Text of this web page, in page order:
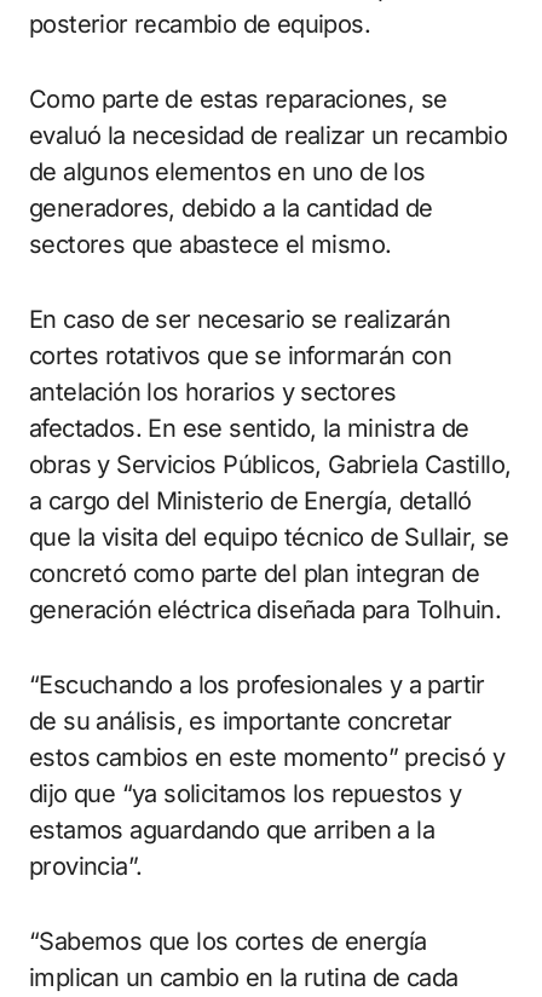
posterior recambio de equipos.
Como parte de estas reparaciones, se
evaluó la necesidad de realizar un recambio
de algunos elementos en uno de los
generadores, debido a la cantidad de
sectores que abastece el mismo.
En caso de ser necesario se realizarán
cortes rotativos que se informarán con
antelación los horarios y sectores
afectados. En ese sentido, la ministra de
obras y Servicios Públicos, Gabriela Castillo,
a cargo del Ministerio de Energía, detalló
que la visita del equipo técnico de Sullair, se
concretó como parte del plan integran de
generación eléctrica diseñada para Tolhuin.
“Escuchando a los profesionales y a partir
de su análisis, es importante concretar
estos cambios en este momento” precisó y
dijo que “ya solicitamos los repuestos y
estamos aguardando que arriben a la
provincia”.
“Sabemos que los cortes de energía
implican un cambio en la rutina de cada